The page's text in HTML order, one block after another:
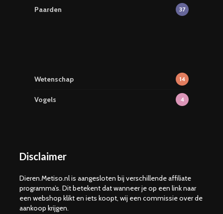
Paarden 37
Wetenschap 14
Vogels 4
Disclaimer
Dieren.Metiso.nl is aangesloten bij verschillende affiliate
programma’s. Dit betekent dat wanneer je op een link naar
een webshop klikt en iets koopt, wij een commissie over de
aankoop krijgen.